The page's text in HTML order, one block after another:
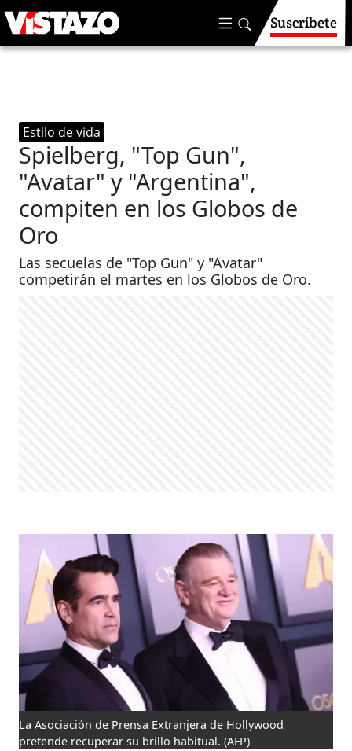
Suscríbete
Estilo de vida
Spielberg, "Top Gun",
"Avatar" y "Argentina",
compiten en los Globos de
Oro
Las secuelas de "Top Gun" y "Avatar"
competirán el martes en los Globos de Oro.
La Asociación de Prensa Extranjera de Hollywood
pretende recuperar su brillo habitual. (AFP)